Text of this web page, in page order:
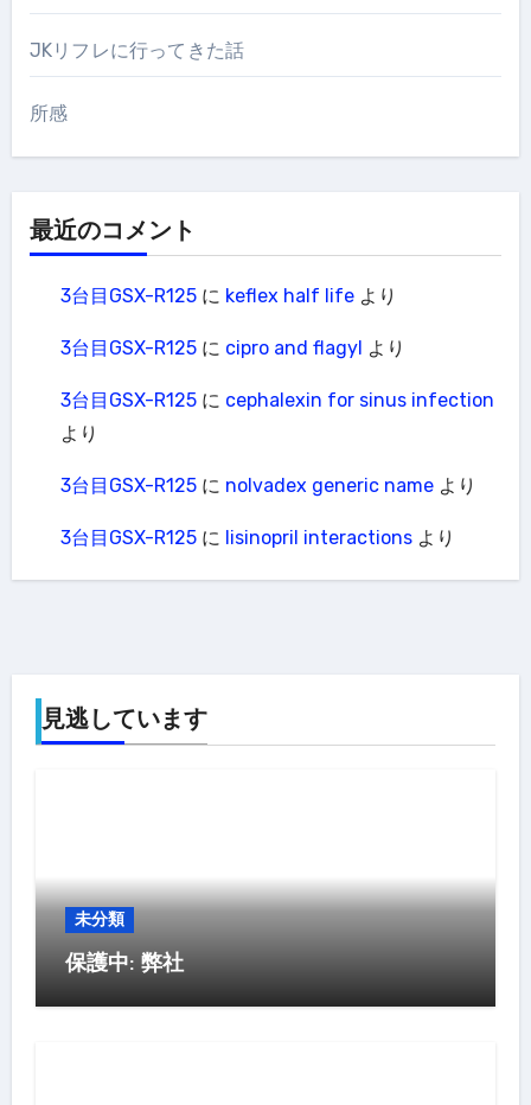
JKリフレに行ってきた話
所感
最近のコメント
3台目GSX-R125に keflex half lifeより
3台目GSX-R125に cipro and flagyl より
3台目GSX-R125に cephalexin for sinus infection
より
3台目GSX-R125に nolvadex generic nameより
3台目GSX-R125に lisinopril interactionsより
見逃しています
未分類
保護中: 弊社